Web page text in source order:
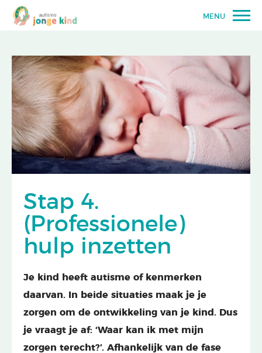
MENU
Stap 4.
(Professionele)
hulp inzetten
Je kind heeft autisme of kenmerken
daarvan. In beide situaties maak je je
zorgen om de ontwikkeling van je kind. Dus
je vraagt je af: ‘Waar kan ik met mijn
zorgen terecht?’. Afhankelijk van de fase